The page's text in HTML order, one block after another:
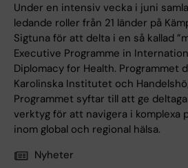
Under en intensiv vecka i juni
ledande roller från 21 länder på
Sigtuna för att delta i en så kallad
Executive Programme in
Diplomacy for Health. Programmet
Karolinska Institutet och
Programmet syftar till att ge
verktyg för att navigera i komplexa
inom global och regional hälsa.
Nyheter